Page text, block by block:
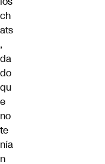
ch
ats
,
da
do
qu
e
no
te
nía
n